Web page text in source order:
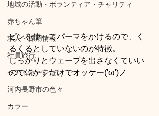
地域の活動・ボランティア・チャリティ
赤ちゃん筆
求人・採用情報
社員旅行
ヘアドネーション
河内長野市の色々
カラー
ピンを使ってパーマをかけるので、く
るくるとしていないのが特徴。
しっかりとウェーブを出さなくていい
ので乾かすだけでオッケー('ω')ノ